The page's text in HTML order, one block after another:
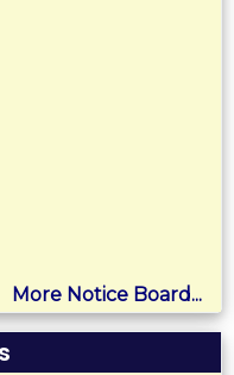
More Notice Board...